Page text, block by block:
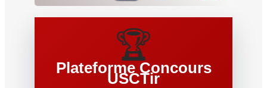
🏆
Plateforme Concours
USCTir